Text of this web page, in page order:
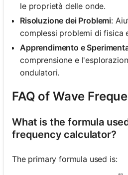
le proprietà delle onde.
Risoluzione dei Problemi:
complessi problemi di fisica
Apprendimento e
comprensione e
ondulatori.
FAQ of Wave
What is the formula
frequency calculator?
The primary formula used is: